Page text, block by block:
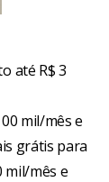
até R$ 3
mil/mês e
grátis para
mil/mês e